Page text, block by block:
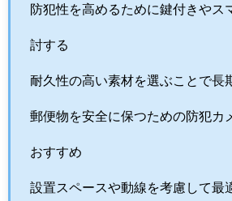
防犯性を高めるために鍵付きやス
討する
耐久性の高い素材を選ぶことで長
郵便物を安全に保つための防犯カ
おすすめ
設置スペースや動線を考慮して最